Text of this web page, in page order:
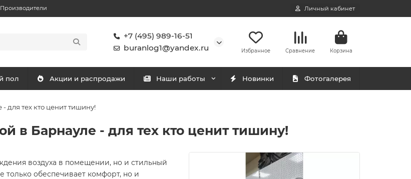
Производители Личный кабинет
+7 (495) 989-16-51
buranlog1@yandex.ru
Избранное Сравнение Корзина
пол Акции и распродажи Наши работы Новинки Фотогалерея
для тех кто ценит тишину!
в Барнауле - для тех кто ценит тишину!
воздуха в помещении, но и стильный
только обеспечивает комфорт, но и